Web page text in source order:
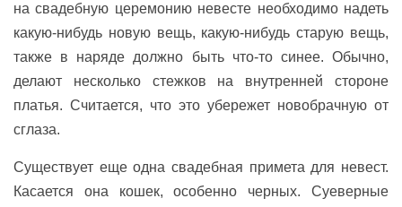
на свадебную церемонию невесте необходимо надеть
какую-нибудь новую вещь, какую-нибудь старую вещь,
также в наряде должно быть что-то синее. Обычно,
делают несколько стежков на внутренней стороне
платья. Считается, что это убережет новобрачную от
сглаза.
Существует еще одна свадебная примета для невест.
Касается она кошек, особенно черных. Суеверные